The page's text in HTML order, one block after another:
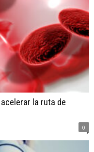
la ruta de
0